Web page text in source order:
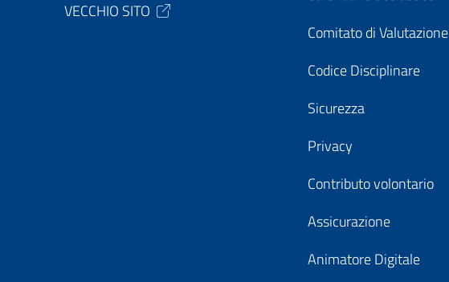
VECCHIO SITO
Comitato di Valutazione
Codice Disciplinare
Sicurezza
Privacy
Contributo volontario
Assicurazione
Animatore Digitale